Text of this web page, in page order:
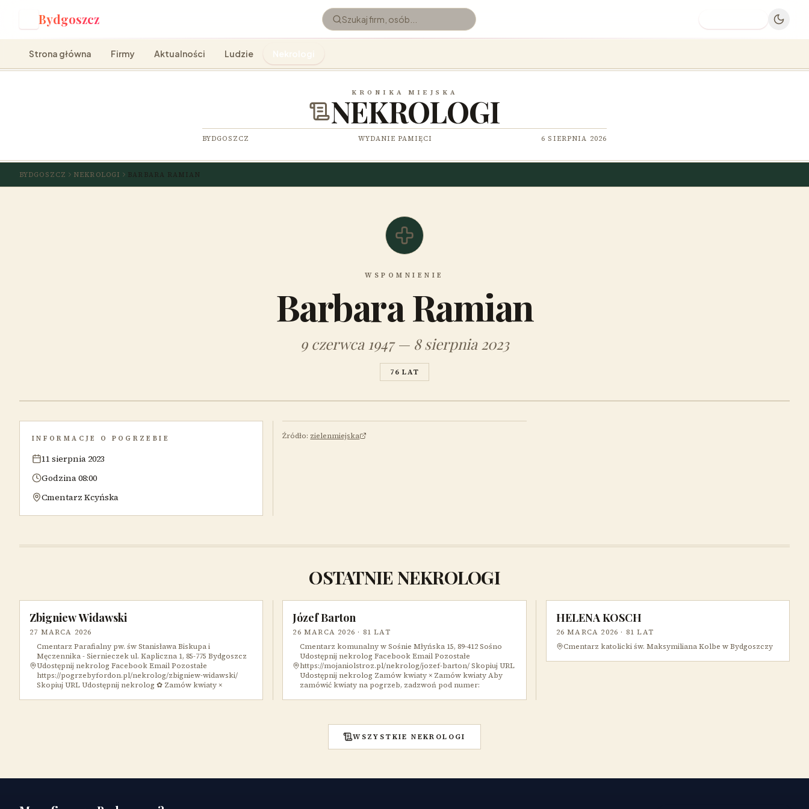
Bydgoszcz
Strona główna Firmy Aktualności Ludzie Nekrologi
KRONIKA MIEJSKA
NEKROLOGI
BYDGOSZCZ WYDANIE PAMIĘCI 6 SIERPNIA 2026
BYDGOSZCZ NEKROLOGI BARBARA RAMIAN
WSPOMNIENIE
Barbara Ramian
9 czerwca 1947 — 8 sierpnia 2023
76 LAT
INFORMACJE O POGRZEBIE
11 sierpnia 2023
Godzina 08:00
Cmentarz Kcyńska
Źródło: zielenmiejska
OSTATNIE NEKROLOGI
Zbigniew Widawski
27 MARCA 2026
Cmentarz Parafialny pw. św Stanisława Biskupa i
Męczennika - Siernieczek ul. Kapliczna 1, 85-775 Bydgoszcz
Udostępnij nekrolog Facebook Email Pozostałe
https://pogrzebyfordon.pl/nekrolog/zbigniew-widawski/
Skopiuj URL Udostępnij nekrolog ✿ Zamów kwiaty ×
Józef Barton
26 MARCA 2026 · 81 LAT
Cmentarz komunalny w Sośnie Młyńska 15, 89-412 Sośno
Udostępnij nekrolog Facebook Email Pozostałe
https://mojaniolstroz.pl/nekrolog/jozef-barton/ Skopiuj URL
Udostępnij nekrolog Zamów kwiaty × Zamów kwiaty Aby
zamówić kwiaty na pogrzeb, zadzwoń pod numer:
HELENA KOSCH
26 MARCA 2026 · 81 LAT
Cmentarz katolicki św. Maksymiliana Kolbe w Bydgoszczy
WSZYSTKIE NEKROLOGI